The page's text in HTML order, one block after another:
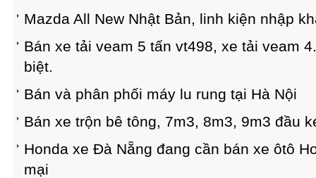
Mazda All New Nhật Bản, linh kiện nhập
Bán xe tải veam 5 tấn vt498, xe tải veam
biệt.
Bán và phân phối máy lu rung tại Hà Nội
Bán xe trộn bê tông, 7m3, 8m3, 9m3 đầu
Honda xe Đà Nẵng đang cần bán xe ôtô
mại